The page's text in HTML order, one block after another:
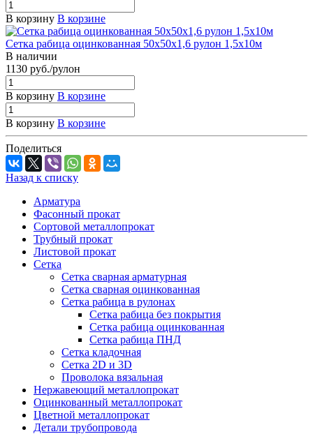
В корзину В корзине
Сетка рабица оцинкованная 50x50x1,6 рулон 1,5х10м
В наличии
1130 руб./рулон
В корзину В корзине
В корзину В корзине
Поделиться
Назад к списку
Арматура
Фасонный прокат
Сортовой металлопрокат
Трубный прокат
Листовой прокат
Сетка
Сетка сварная арматурная
Сетка сварная оцинкованная
Сетка рабица в рулонах
Сетка рабица без покрытия
Сетка рабица оцинкованная
Сетка рабица ПНД
Сетка кладочная
Сетка 2D и 3D
Проволока вязальная
Нержавеющий металлопрокат
Оцинкованный металлопрокат
Цветной металлопрокат
Детали трубопровода